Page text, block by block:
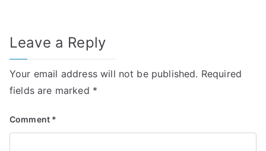
Leave a Reply
Your email address will not be published. Required
fields are marked *
Comment *